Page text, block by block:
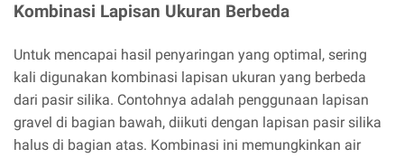
Kombinasi Lapisan Ukuran Berbeda
Untuk mencapai hasil penyaringan yang optimal, sering
kali digunakan kombinasi lapisan ukuran yang berbeda
dari pasir silika. Contohnya adalah penggunaan lapisan
gravel di bagian bawah, diikuti dengan lapisan pasir silika
halus di bagian atas. Kombinasi ini memungkinkan air